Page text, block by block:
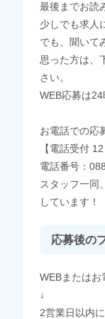
最後までお読
少しでも求人
でも、聞いて
思った方は、
さい。
WEB応募は24
お電話での応
【電話受付
電話番号：
スタッフ一同
しています！
応募後の
WEBまたはお
↓
2営業日以内